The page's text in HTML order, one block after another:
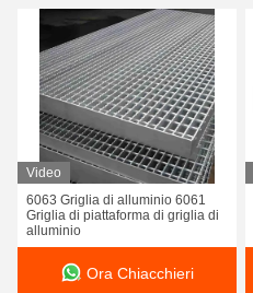
Video
6063 Griglia di alluminio 6061
Griglia di piattaforma di griglia di
alluminio
Ora Chiacchieri